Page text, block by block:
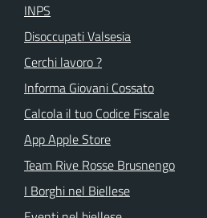
INPS
Disoccupati Valsesia
Cerchi lavoro ?
Informa Giovani Cossato
Calcola il tuo Codice Fiscale
App Apple Store
Team Rive Rosse Brusnengo
I Borghi nel Biellese